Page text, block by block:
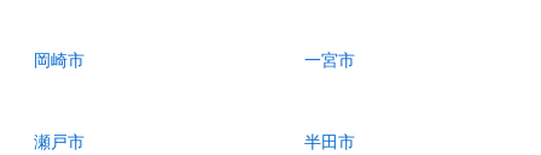
岡崎市 一宮市
瀬戸市 半田市